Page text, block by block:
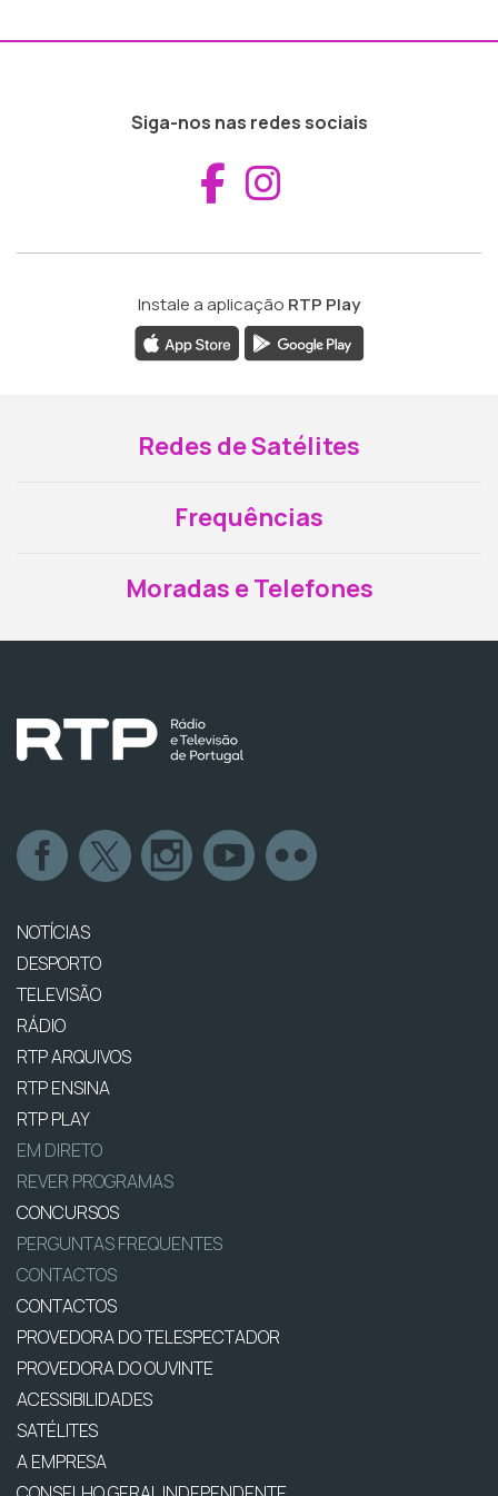
Siga-nos nas redes sociais
Aceder ao
Instale a aplicação RTP Play
Redes de Satélites
Frequências
Moradas e Telefones
NOTÍCIAS
DESPORTO
TELEVISÃO
RÁDIO
RTP ARQUIVOS
RTP ENSINA
RTP PLAY
EM DIRETO
REVER PROGRAMAS
CONCURSOS
PERGUNTAS FREQUENTES
CONTACTOS
CONTACTOS
PROVEDORA DO TELESPECTADOR
PROVEDORA DO OUVINTE
ACESSIBILIDADES
SATÉLITES
A EMPRESA